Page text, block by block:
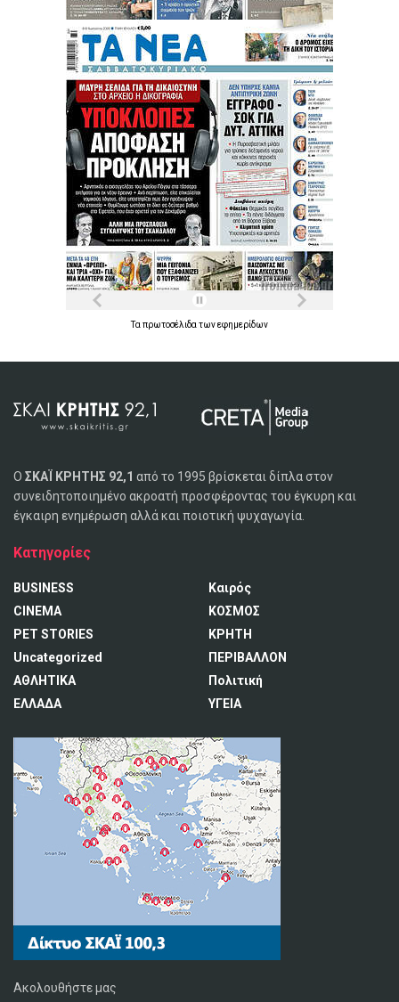
Τα πρωτοσέλιδα τωνεφημερίδων
Ο ΣΚΑΪ ΚΡΗΤΗΣ 92,1 από το 1995 βρίσκεται δίπλα στον
συνειδητοποιημένο ακροατή προσφέροντας του έγκυρη και
έγκαιρη ενημέρωση αλλά και ποιοτική ψυχαγωγία.
Κατηγορίες
BUSINESS
CINEMA
PET STORIES
Uncategorized
ΑΘΛΗΤΙΚΑ
ΕΛΛΑΔΑ
Καιρός
ΚΟΣΜΟΣ
ΚΡΗΤΗ
ΠΕΡΙΒΑΛΛΟΝ
Πολιτική
ΥΓΕΙΑ
Ακολουθήστε μας